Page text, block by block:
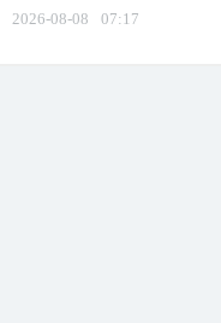
2026-08-08 07:17